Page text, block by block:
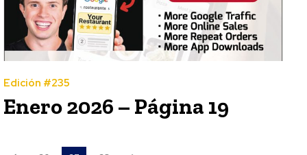
Edición #235
Enero 2026 – Página 19